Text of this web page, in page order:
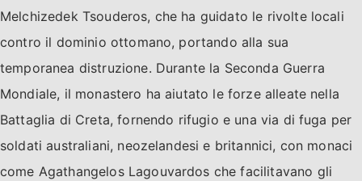
Melchizedek Tsouderos, che ha guidato le rivolte locali
contro il dominio ottomano, portando alla sua
temporanea distruzione. Durante la Seconda Guerra
Mondiale, il monastero ha aiutato le forze alleate nella
Battaglia di Creta, fornendo rifugio e una via di fuga per
soldati australiani, neozelandesi e britannici, con monaci
come Agathangelos Lagouvardos che facilitavano gli